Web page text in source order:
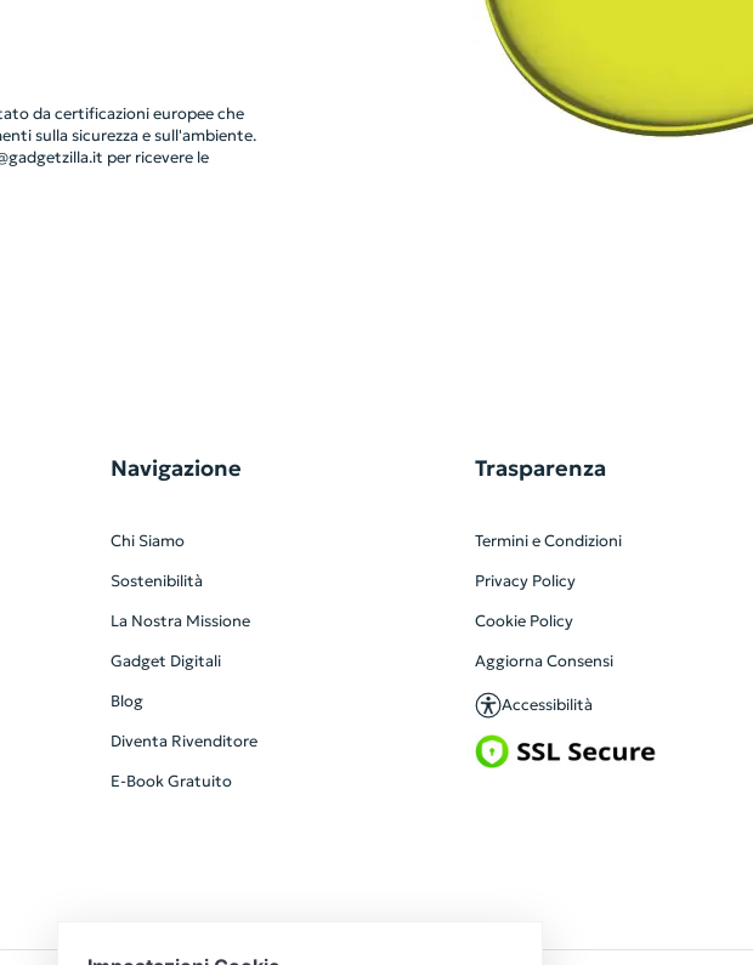
da certificazioni europee che
sulla sicurezza e sull'ambiente.
per ricevere le
Navigazione
Chi Siamo
Sostenibilità
La Nostra Missione
Gadget Digitali
Blog
Diventa Rivenditore
E-Book Gratuito
Trasparenza
Termini e Condizioni
Privacy Policy
Cookie Policy
Aggiorna Consensi
Accessibilità